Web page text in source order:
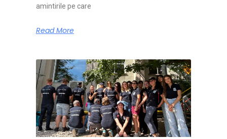
amintirile pe care
Read More